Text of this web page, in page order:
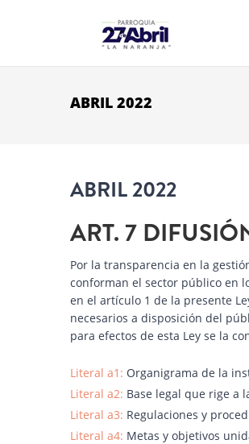
ABRIL 2022
ABRIL 2022
ART. 7
Por la transparencia en la
conforman el sector público en
en el artículo 1 de la presente
necesarios a disposición del
para efectos de esta Ley se la
Literal a1: Organigrama de la
Literal a2: Base legal que rige a
Literal a3: Regulaciones y
Literal a4: Metas y objetivos